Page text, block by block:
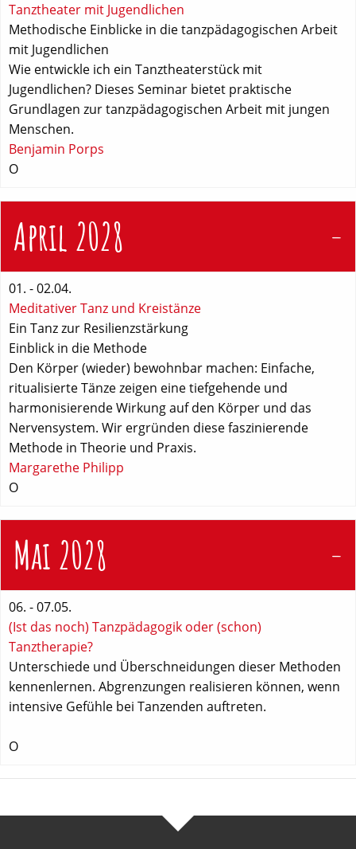
Tanztheater mit Jugendlichen
Methodische Einblicke in die tanzpädagogischen Arbeit
mit Jugendlichen
Wie entwickle ich ein Tanztheaterstück mit
Jugendlichen? Dieses Seminar bietet praktische
Grundlagen zur tanzpädagogischen Arbeit mit jungen
Menschen.
Benjamin Porps
O
April 2028
01. - 02.04.
Meditativer Tanz und Kreistänze
Ein Tanz zur Resilienzstärkung
Einblick in die Methode
Den Körper (wieder) bewohnbar machen: Einfache,
ritualisierte Tänze zeigen eine tiefgehende und
harmonisierende Wirkung auf den Körper und das
Nervensystem. Wir ergründen diese faszinierende
Methode in Theorie und Praxis.
Margarethe Philipp
O
Mai 2028
06. - 07.05.
(Ist das noch) Tanzpädagogik oder (schon)
Tanztherapie?
Unterschiede und Überschneidungen dieser Methoden
kennenlernen. Abgrenzungen realisieren können, wenn
intensive Gefühle bei Tanzenden auftreten.
O